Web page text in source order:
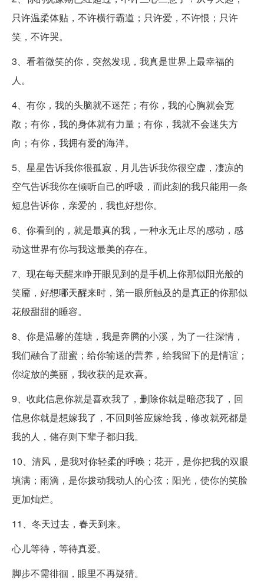
只许温柔体贴，不许横行霸道；只许爱，不许恨；只许
笑，不许哭。
3、看着微笑的你，突然发现，我真是世界上最幸福的
人。
4、有你，我的头脑就不迷茫；有你，我的心胸就会宽
敞；有你，我的身体就有力量；有你，我就不会迷失方
向；有你，我拥有爱的海洋。
5、星星告诉我你很孤寂，月儿告诉我你很空虚，凄凉的
空气告诉我你在倾听自己的呼吸，而此刻的我只能用一条
短息告诉你，亲爱的，我也好想你。
6、你看到的，就是最真的我，一种永无止尽的感动，感
动这世界有你与我这最美的存在。
7、现在每天醒来睁开眼见到的是手机上你那似阳光般的
笑靥，好想哪天醒来时，第一眼所触及的是真正的你那似
花般甜甜的睡容。
8、你是温馨的莲塘，我是奔腾的小溪，为了一往深情，
我们融合了甜蜜；给你输送的营养，给我留下的是情谊；
你绽放的美丽，我收获的是欢喜。
9、收此信息你就是喜欢我了，删除你就是暗恋我了，回
信息你就是想嫁我了，不回则答应嫁给我，修改就死都是
我的人，储存则下辈子都归我。
10、清风，是我对你轻柔的呼唤；花开，是你把我的双眼
填满；雨滴，是你拨动我动人的心弦；阳光，使你的笑脸
更加灿烂。
11、冬天过去，春天到来。
心儿等待，等待真爱。
脚步不需徘徊，眼里不再疑猜。